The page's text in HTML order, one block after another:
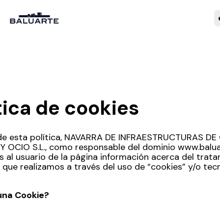
de cookies
esta política, NAVARRA DE INFRAESTRUCTURAS DE
Y OCIO S.L., como responsable del dominio
al usuario de la página información acerca del
realizamos a través del uso de “cookies” y/o
Cookie?